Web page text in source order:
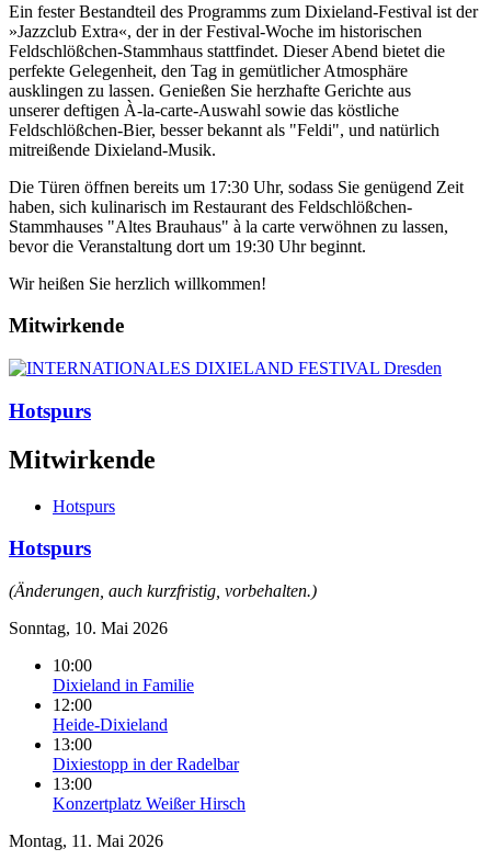
Ein fester Bestandteil des Programms zum Dixieland-Festival ist der
»Jazzclub Extra«, der in der Festival-Woche im historischen
Feldschlößchen-Stammhaus stattfindet. Dieser Abend bietet die
perfekte Gelegenheit, den Tag in gemütlicher Atmosphäre
ausklingen zu lassen. Genießen Sie herzhafte Gerichte aus
unserer deftigen À-la-carte-Auswahl sowie das köstliche
Feldschlößchen-Bier, besser bekannt als "Feldi", und natürlich
mitreißende Dixieland-Musik.
Die Türen öffnen bereits um 17:30 Uhr, sodass Sie genügend Zeit
haben, sich kulinarisch im Restaurant des Feldschlößchen-
Stammhauses "Altes Brauhaus" à la carte verwöhnen zu lassen,
bevor die Veranstaltung dort um 19:30 Uhr beginnt.
Wir heißen Sie herzlich willkommen!
Mitwirkende
Hotspurs
Mitwirkende
Hotspurs
Hotspurs
(Änderungen, auch kurzfristig, vorbehalten.)
Sonntag, 10. Mai 2026
10:00
Dixieland in Familie
12:00
Heide-Dixieland
13:00
Dixiestopp in der Radelbar
13:00
Konzertplatz Weißer Hirsch
Montag, 11. Mai 2026